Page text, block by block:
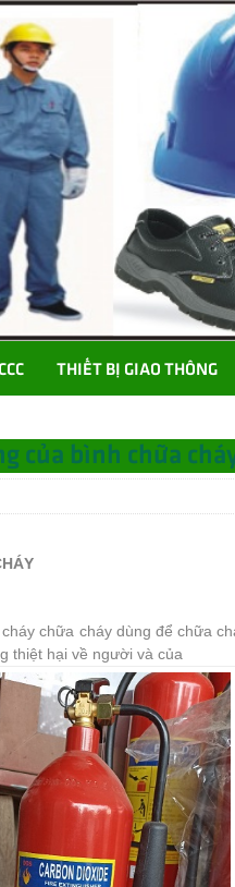
THIẾT BỊ GIAO THÔNG
của bình chữa
chữa cháy dùng để chữa
thiệt hại về người và của